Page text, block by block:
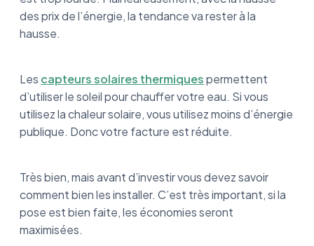
des prix de l’énergie, la tendance va rester à la
hausse.
Les capteurs solaires thermiquespermettent
d’utiliser le soleil pour chauffer votre eau. Si vous
utilisez la chaleur solaire, vous utilisez moins d’énergie
publique. Donc votre facture est réduite.
Très bien, mais avant d’investir vous devez savoir
comment bien les installer. C’est très important, si la
pose est bien faite, les économies seront
maximisées.
Bien poser ses panneaux thermiques : Ce